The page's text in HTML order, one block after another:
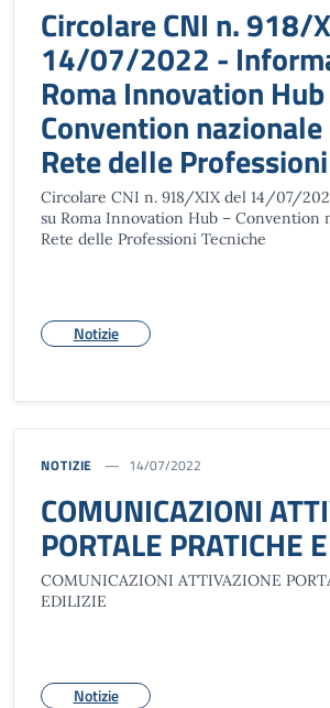
Circolare CNI n. 918/
14/07/2022 -
Roma Innovation
Convention
Rete delle
Circolare CNI n. 918/XIX del 14/07/
su Roma Innovation Hub – Convention
Rete delle Professioni Tecniche
Notizie
NOTIZIE 14/07/2022
COMUNICAZIONI
PORTALE PRATICHE
COMUNICAZIONI ATTIVAZIONE
EDILIZIE
Notizie